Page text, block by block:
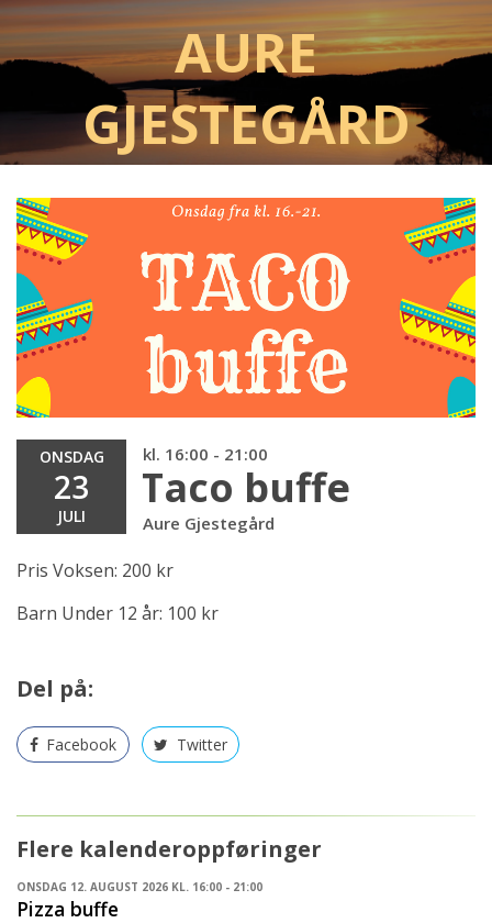
Aure
Gjestegård
ONSDAG
23
JULI
kl. 16:00 - 21:00
Taco buffe
Aure Gjestegård
Pris Voksen: 200 kr
Barn Under 12 år: 100 kr
Del på:
Facebook Twitter
Flere kalenderoppføringer
ONSDAG 12. AUGUST 2026 KL. 16:00 - 21:00
Pizza buffe